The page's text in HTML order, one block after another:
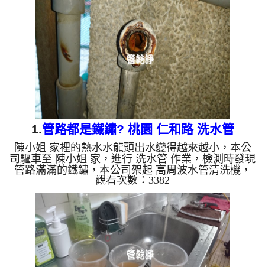
1.管路都是鐵鏽? 桃園 仁和路 洗水管
陳小姐 家裡的熱水水龍頭出水變得越來越小，本公
司驅車至 陳小姐 家，進行 洗水管 作業，檢測時發現
管路滿滿的鐵鏽，本公司架起 高周波水管清洗機，
灌入 檸檬酸 至管路裡面，等了約15分，開啟 水管清
洗機 ，啟動 螺旋波 模式，一開始就洗出棕色髒水，
越洗就越髒，如下圖片影片，兩個小時後，水變乾淨
出水量也恢復正常了!! 如是自來水，如水管老化，會
產生鐵鏽跟泥沙堆積，洗出來的水就會是咖啡色，地
下水含有氧化錳，管壁上會結成黑色管垢，洗出來的
水會跟石油一樣黑，有些洗出綠色的水，是因為裡面
有銅的物質，生...
觀看次數：3382